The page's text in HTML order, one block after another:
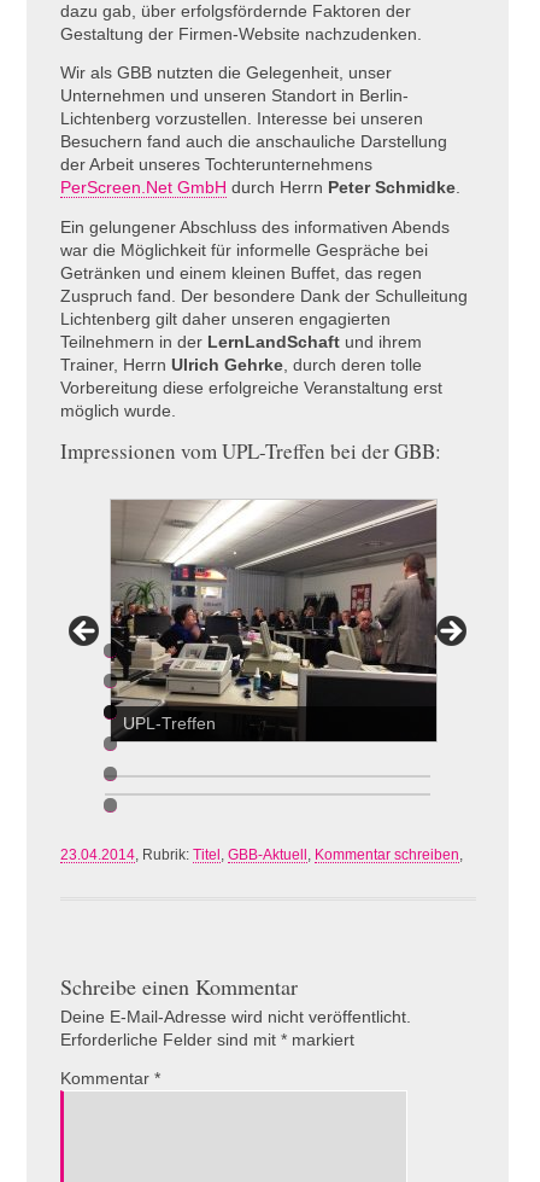
dazu gab, über erfolgsfördernde Faktoren der
Gestaltung der Firmen-Website nachzudenken.
Wir als GBB nutzten die Gelegenheit, unser
Unternehmen und unseren Standort in Berlin-
Lichtenberg vorzustellen. Interesse bei unseren
Besuchern fand auch die anschauliche Darstellung
der Arbeit unseres Tochterunternehmens
PerScreen.Net GmbH durch Herrn Peter Schmidke.
Ein gelungener Abschluss des informativen Abends
war die Möglichkeit für informelle Gespräche bei
Getränken und einem kleinen Buffet, das regen
Zuspruch fand. Der besondere Dank der Schulleitung
Lichtenberg gilt daher unseren engagierten
Teilnehmern in der LernLandSchaftund ihrem
Trainer, Herrn Ulrich Gehrke, durch deren tolle
Vorbereitung diese erfolgreiche Veranstaltung erst
möglich wurde.
Impressionen vomUPL-Treffen bei derGBB:
UPL-Treffen
Teilnehmer des UPL-Treffens
23.04.2014, Rubrik: Titel GBB-Aktuell Kommentar schreiben
Schreibe einen Kommentar
Deine E-Mail-Adresse wird nicht veröffentlicht.
Erforderliche Felder sind mit *markiert
Kommentar *